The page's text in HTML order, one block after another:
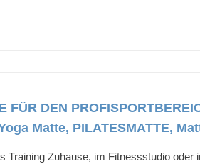
DEN
Matte, PILATESMATTE,
Zuhause, im Fitnessstudio oder